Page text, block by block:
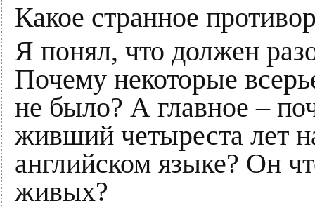
Какое странное
Я понял, что должен
Почему некоторые
не было? А главное –
живший четыреста лет
английском языке? Он
живых?